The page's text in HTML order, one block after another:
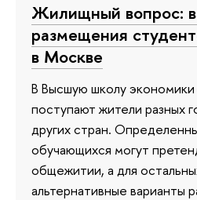
Жилищный вопрос:
размещения
в Москве
В Высшую школу
поступают жители разных
других стран.
обучающихся могут
общежитии, а для
альтернативные варианты